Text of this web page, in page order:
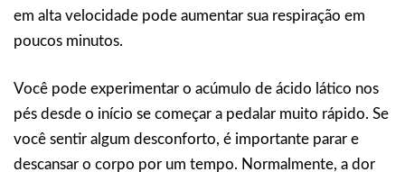
em alta velocidade pode aumentar sua respiração em
poucos minutos.
Você pode experimentar o acúmulo de ácido lático nos
pés desde o início se começar a pedalar muito rápido. Se
você sentir algum desconforto, é importante parar e
descansar o corpo por um tempo. Normalmente, a dor